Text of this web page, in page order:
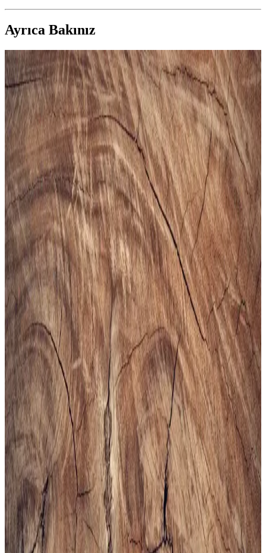
Ayrıca Bakınız
Gezer Yazlık Erkek Terlik: Konfor ve Şıklık Sunan
Hafif ve Dayanıklı Tasarım
Gezer Yazlık Erkek Terlik, hafif, şık ve dayanıklı malzemeleriyle
günlük kullanımda konfor sağlar, sade tasarımıyla farklı tarzlara
uyum sağlar.
Puma Shuffle 309668-25 Erkek Günlük ve Spor
Kullanımına Uygun Ayakkabı
Puma Shuffle 309668-25, hafif yastıklama ve dayanıklı taban
özellikleriyle günlük ve spor aktivitelerinde konfor sağlar, şık ve
pratik tasarımıyla öne çıkar.
Slazenger MAROON I Büyük Beden Erkek Spor
Ayakkabı Dayanıklılık ve Şıklık Sunar
Slazenger MAROON I büyük beden erkek sneaker, şık tasarımı ve
dayanıklı malzemeleriyle günlük kullanım ve hafif aktiviteler için
ideal, rahat ve uzun ömürlü bir spor ayakkabısıdır.
Erkekler İçin Fonksiyonel ve Kompakt Sling ve
Çapraz Çanta Modelleri ve Seçim Kriterleri
Erkekler için telefon, cüzdan ve eşyaları rahat taşıyan fonksiyonel
sling ve çapraz çantalar, farklı markalar ve modellerle kullanım
kolaylığı sunuyor. Seçim kriterleri detaylıca inceleniyor.
Altınyılz<dı>z Classics Erkek Lacivert Rugan
Kemer İnceleme ve Detaylar
Altınyılz<dı>z Classics'in lacivert rugan erkek kemeri, şık tasarımı
ve yüksek kaliteli yüzeyiyle öne çıkar. Parlak yüzeyi ve modern
görünümüyle resmi ve özel günlerde tercih edilir, dikkat çekici bir
aksesuar sunar.
Bej Erkek Spor Ayakkabıları: Şıklık ve Konforun
Bir Arada Sunulduğu Modeller
Bej erkek spor ayakkabıları, şıklık ve rahatlığı bir arada sunar. Çok
yönlü kullanımı ve trend modelleriyle gardırobunuza şıklık katın,
konforlu ve şık tercihleri keşfedin.